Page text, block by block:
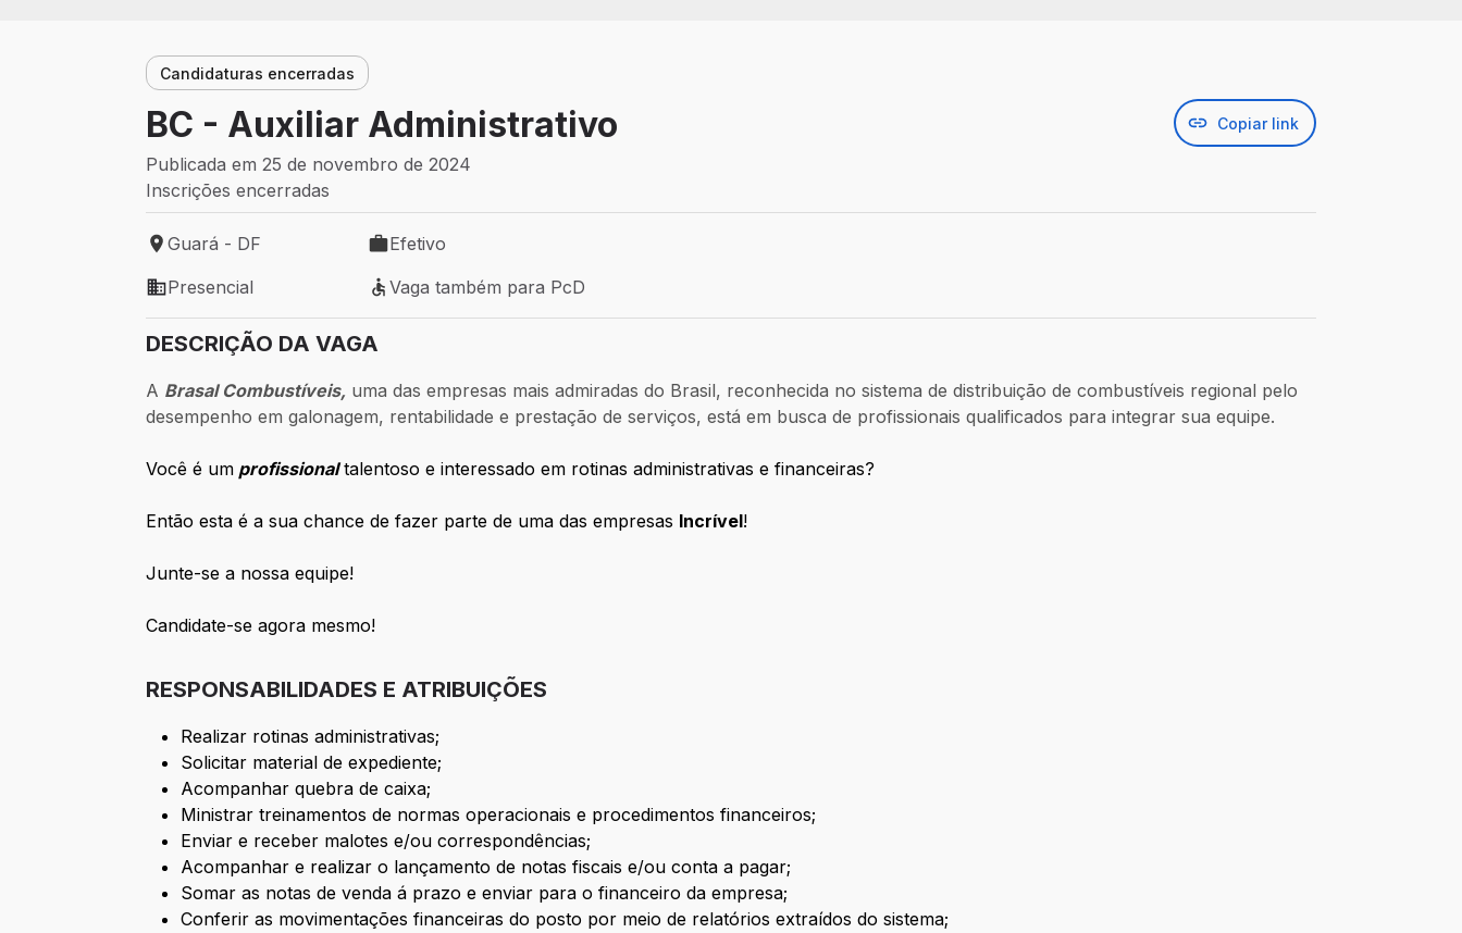
Candidaturas encerradas
BC - Auxiliar Administrativo Copiar link
Publicada em 25 de novembro de 2024
Inscrições encerradas
Local de trabalho: Guará - DF
Guará - DF
Tipo de vaga: Efetivo
Efetivo
Modelo de trabalho: Presencial
Presencial
Vaga também para PcD
Vaga também para PcD
DESCRIÇÃO DA VAGA
A Brasal Combustíveis, uma das empresas mais admiradas do Brasil, reconhecida no sistema de distribuição de combustíveis regional pelo
desempenho em galonagem, rentabilidade e prestação de serviços, está em busca de profissionais qualificados para integrar sua equipe.
Você é um profissionaltalentoso e interessado em rotinas administrativas e financeiras?
Então esta é a sua chance de fazer parte de uma das empresas Incrível!
Junte-se a nossa equipe!
Candidate-se agora mesmo!
RESPONSABILIDADES E ATRIBUIÇÕES
Realizar rotinas administrativas;
Solicitar material de expediente;
Acompanhar quebra de caixa;
Ministrar treinamentos de normas operacionais e procedimentos financeiros;
Enviar e receber malotes e/ou correspondências;
Acompanhar e realizar o lançamento de notas fiscais e/ou conta a pagar;
Somar as notas de venda á prazo e enviar para o financeiro da empresa;
Conferir as movimentações financeiras do posto por meio de relatórios extraídos do sistema;